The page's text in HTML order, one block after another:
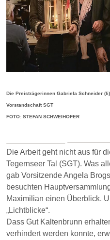
Die Preisträgerinnen Gabriela Schneider
Vorstandschaft SGT
FOTO: STEFAN SCHWEIHOFER
Die Arbeit geht nicht aus für
Tegernseer Tal (SGT). Was
gab Vorsitzende Angela
besuchten
Maximilian einen Überblick.
„Lichtblicke“.
Dass Gut Kaltenbrunn
verhindert werden konnte,